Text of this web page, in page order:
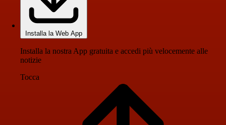
Installa la Web App
Installa la nostra App gratuita e accedi più velocemente alle
notizie
Tocca